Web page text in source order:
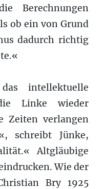
Berechnungen
ob ein von Grund
dadurch richtig
intellektuelle
Linke wieder
Zeiten verlangen
schreibt Jünke,
Altgläubige
Wie der
Bry 1925